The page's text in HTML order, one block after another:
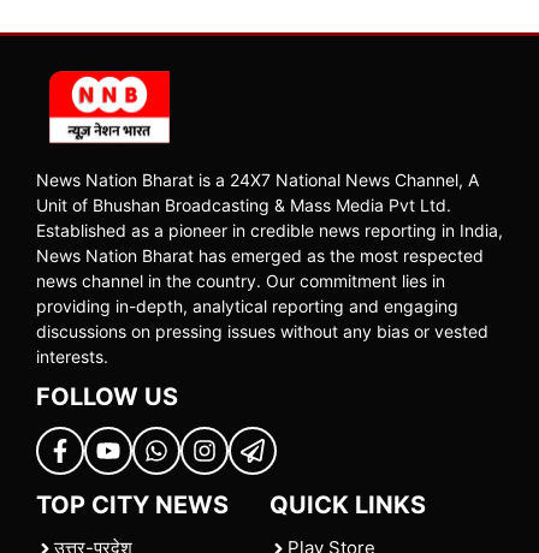
News Nation Bharat is a 24X7 National News Channel, A
Unit of Bhushan Broadcasting & Mass Media Pvt Ltd.
Established as a pioneer in credible news reporting in India,
News Nation Bharat has emerged as the most respected
news channel in the country. Our commitment lies in
providing in-depth, analytical reporting and engaging
discussions on pressing issues without any bias or vested
interests.
FOLLOW US
TOP CITY NEWS
उत्तर-प्रदेश
QUICK LINKS
Play Store